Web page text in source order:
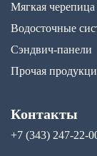
Мягкая черепица
Водосточные
Сэндвич-панели
Прочая
Контакты
+7 (343) 247-22-